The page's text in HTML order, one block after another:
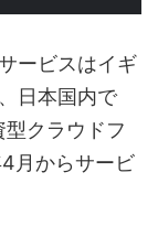
ービスはイギ
日本国内で
クラウドフ
月からサービ